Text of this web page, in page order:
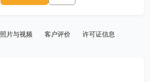
照片与视频 客户评价 许可证信息